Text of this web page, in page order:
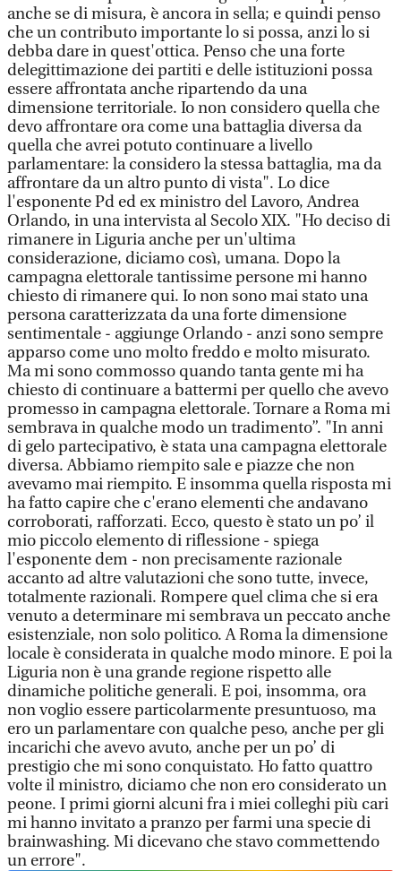
anche se di misura, è ancora in sella; e quindi penso
che un contributo importante lo si possa, anzi lo si
debba dare in quest'ottica. Penso che una forte
delegittimazione dei partiti e delle istituzioni possa
essere affrontata anche ripartendo da una
dimensione territoriale. Io non considero quella che
devo affrontare ora come una battaglia diversa da
quella che avrei potuto continuare a livello
parlamentare: la considero la stessa battaglia, ma da
affrontare da un altro punto di vista". Lo dice
l'esponente Pd ed ex ministro del Lavoro, Andrea
Orlando, in una intervista al Secolo XIX. "Ho deciso di
rimanere in Liguria anche per un'ultima
considerazione, diciamo così, umana. Dopo la
campagna elettorale tantissime persone mi hanno
chiesto di rimanere qui. Io non sono mai stato una
persona caratterizzata da una forte dimensione
sentimentale - aggiunge Orlando - anzi sono sempre
apparso come uno molto freddo e molto misurato.
Ma mi sono commosso quando tanta gente mi ha
chiesto di continuare a battermi per quello che avevo
promesso in campagna elettorale. Tornare a Roma mi
sembrava in qualche modo un tradimento”. "In anni
di gelo partecipativo, è stata una campagna elettorale
diversa. Abbiamo riempito sale e piazze che non
avevamo mai riempito. E insomma quella risposta mi
ha fatto capire che c'erano elementi che andavano
corroborati, rafforzati. Ecco, questo è stato un po’ il
mio piccolo elemento di riflessione - spiega
l'esponente dem - non precisamente razionale
accanto ad altre valutazioni che sono tutte, invece,
totalmente razionali. Rompere quel clima che si era
venuto a determinare mi sembrava un peccato anche
esistenziale, non solo politico. A Roma la dimensione
locale è considerata in qualche modo minore. E poi la
Liguria non è una grande regione rispetto alle
dinamiche politiche generali. E poi, insomma, ora
non voglio essere particolarmente presuntuoso, ma
ero un parlamentare con qualche peso, anche per gli
incarichi che avevo avuto, anche per un po’ di
prestigio che mi sono conquistato. Ho fatto quattro
volte il ministro, diciamo che non ero considerato un
peone. I primi giorni alcuni fra i miei colleghi più cari
mi hanno invitato a pranzo per farmi una specie di
brainwashing. Mi dicevano che stavo commettendo
un errore".